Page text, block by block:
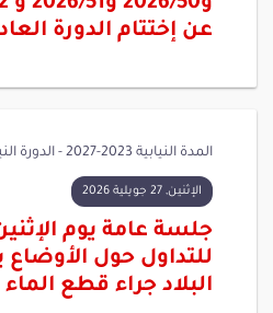
عن إختتام الدورة
المدة النيابية 2023-2027 - الدورة النيابية 2025 - 2026
الإثنين, 27 جويلية 2026
للتداول حول
البلاد جراء قطع الماء